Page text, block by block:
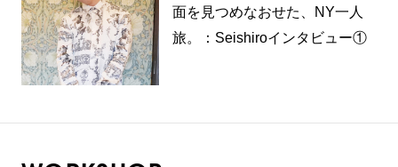
面を見つめなおせた、NY一人
旅。：Seishiroインタビュー①